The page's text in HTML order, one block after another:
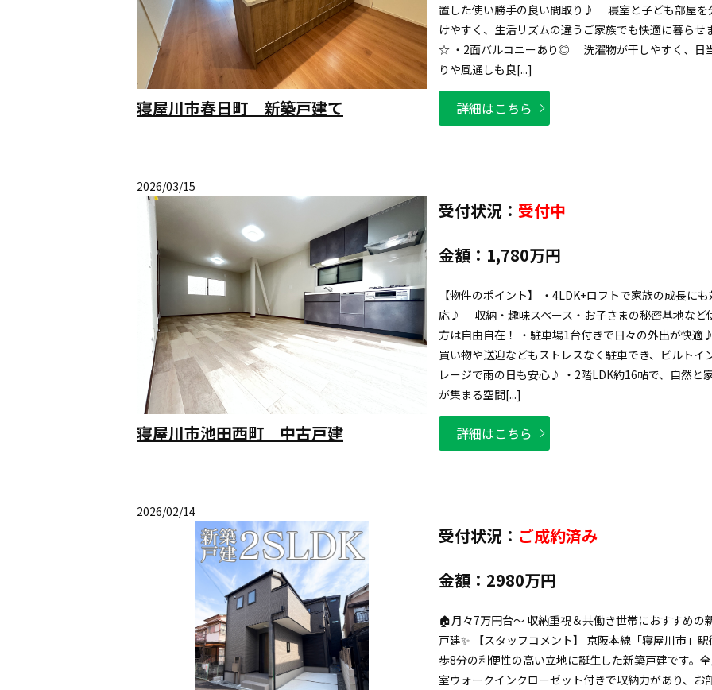
寝屋川市春日町 新築戸建て
置した使い勝手の良い間取り♪ 寝室と子ども部屋を
けやすく、生活リズムの違うご家族でも快適に暮らせ
☆ ・2面バルコニーあり◎ 洗濯物が干しやすく、日
りや風通しも良[...]
詳細はこちら
2026/03/15
寝屋川市池田西町 中古戸建
受付状況： 受付中
金額： 1,780万円
【物件のポイント】 ・4LDK+ロフトで家族の成長にも
応♪ 収納・趣味スペース・お子さまの秘密基地など
方は自由自在！ ・駐車場1台付きで日々の外出が快
買い物や送迎などもストレスなく駐車でき、ビルトイ
レージで雨の日も安心♪ ・2階LDK約16帖で、自然と
が集まる空間[...]
詳細はこちら
2026/02/14
受付状況： ご成約済み
金額： 2980万円
🏠月々7万円台～ 収納重視＆共働き世帯におすすめの
戸建✨ 【スタッフコメント】 京阪本線「寝屋川市」駅
歩8分の利便性の高い立地に誕生した新築戸建です。
室ウォークインクローゼット付きで収納力があり、お